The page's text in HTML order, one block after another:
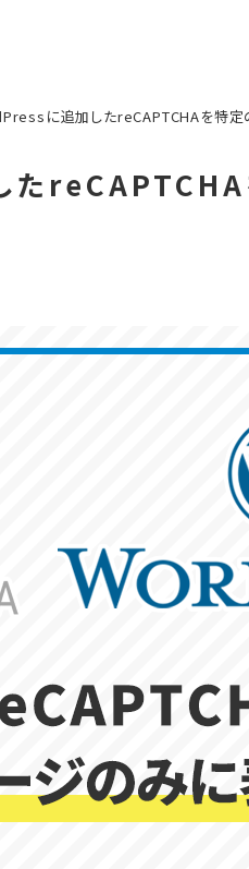
に追加したreCAPTCHAを特
reCAPTCHA